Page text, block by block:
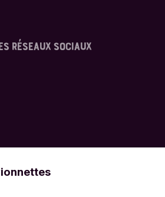
RÉSEAUX SOCIAUX